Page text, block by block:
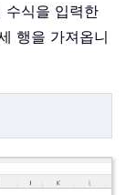
수식을 입력한
행을 가져옵니